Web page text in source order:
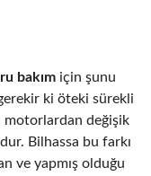
bakım için şunu
ki öteki sürekli
motorlardan değişik
Bilhassa bu farkı
ve yapmış olduğu